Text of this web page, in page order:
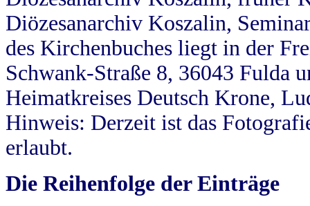
Diözesanarchiv Koszalin,
des Kirchenbuches liegt in der
Schwank-Straße 8, 36043 Fulda
Heimatkreises Deutsch Krone,
Hinweis: Derzeit ist das
erlaubt.
Die Reihenfolge der Einträge